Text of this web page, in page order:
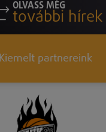
OLVASS MÉG
további hírek
Kiemelt partnereink